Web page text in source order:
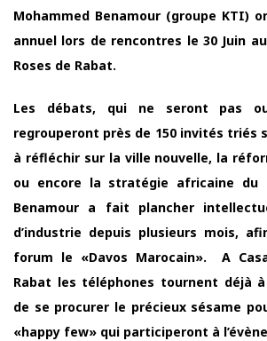
Mohammed Benamour (groupe KTI)
annuel lors de rencontres le 30 Juin
Roses de Rabat.
Les débats, qui ne seront pas
regrouperont près de 150 invités triés
à réfléchir sur la ville nouvelle, la
ou encore la stratégie africaine du
Benamour a fait plancher
d’industrie depuis plusieurs mois,
forum le «Davos Marocain». A
Rabat les téléphones tournent déjà
de se procurer le précieux sésame
«happy few» qui participeront à